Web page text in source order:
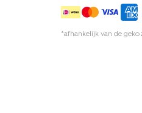
*afhankelijk van de